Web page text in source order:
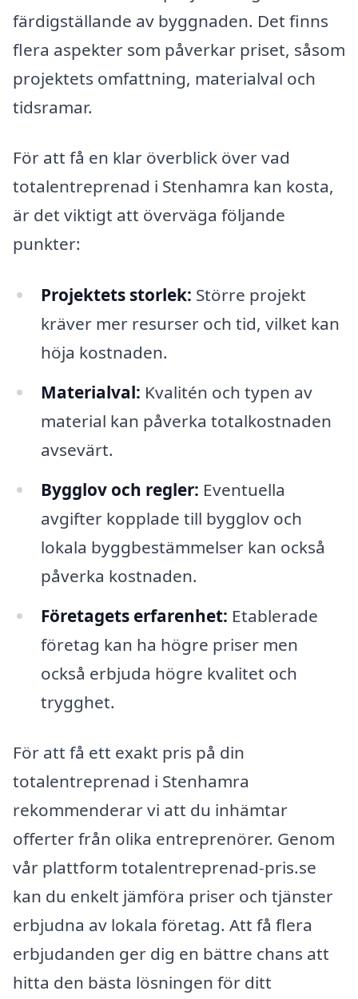
färdigställande av byggnaden. Det finns
flera aspekter som påverkar priset, såsom
projektets omfattning, materialval och
tidsramar.
För att få en klar överblick över vad
totalentreprenad i Stenhamra kan kosta,
är det viktigt att överväga följande
punkter:
Projektets storlek: Större projekt
kräver mer resurser och tid, vilket kan
höja kostnaden.
Materialval: Kvalitén och typen av
material kan påverka totalkostnaden
avsevärt.
Bygglov och regler: Eventuella
avgifter kopplade till bygglov och
lokala byggbestämmelser kan också
påverka kostnaden.
Företagets erfarenhet: Etablerade
företag kan ha högre priser men
också erbjuda högre kvalitet och
trygghet.
För att få ett exakt pris på din
totalentreprenad i Stenhamra
rekommenderar vi att du inhämtar
offerter från olika entreprenörer. Genom
vår plattform totalentreprenad-pris.se
kan du enkelt jämföra priser och tjänster
erbjudna av lokala företag. Att få flera
erbjudanden ger dig en bättre chans att
hitta den bästa lösningen för ditt